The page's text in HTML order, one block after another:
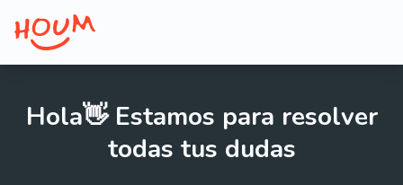
Hola👋 Estamos para resolver
todas tus dudas